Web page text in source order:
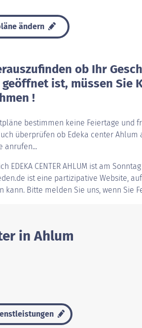
ändern
ob Ihr
geöffnet ist, müssen Sie
!
bestimmen keine Feiertage und
überprüfen ob Edeka center Ahlum
anrufen...
EDEKA CENTER AHLUM ist am
ist eine partizipative Website,
kann. Bitte melden Sie uns, wenn Sie
in Ahlum